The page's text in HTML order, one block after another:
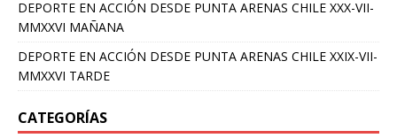
DEPORTE EN ACCIÓN DESDE PUNTA ARENAS CHILE XXX-VII-
MMXXVI MAÑANA
DEPORTE EN ACCIÓN DESDE PUNTA ARENAS CHILE XXIX-VII-
MMXXVI TARDE
CATEGORÍAS